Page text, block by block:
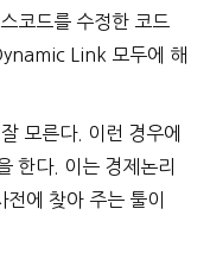
코드를 수정한 코드
Link 모두에 해
모른다. 이런 경우에
한다. 이는 경제논리
에 찾아 주는 툴이